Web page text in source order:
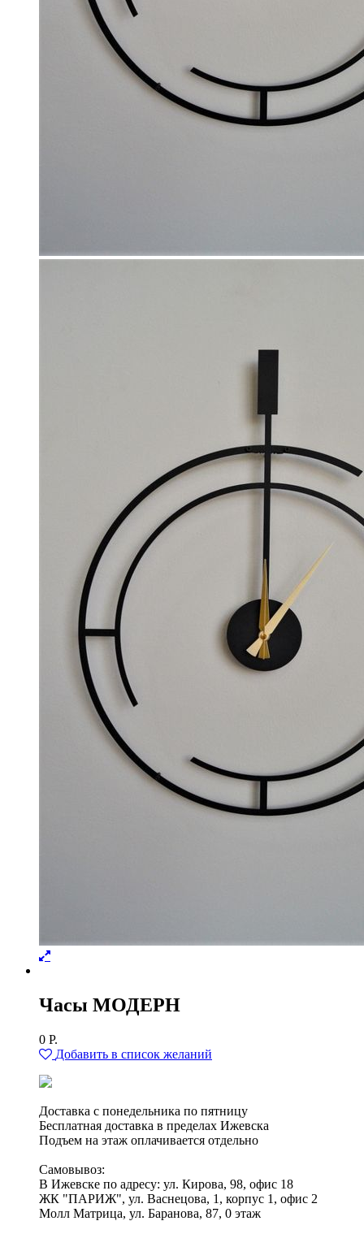
Часы МОДЕРН
0 Р.
Добавить в список желаний
Доставка с понедельника по пятницу
Бесплатная доставка в пределах Ижевска
Подъем на этаж оплачивается отдельно
Самовывоз:
В Ижевске по адресу: ул. Кирова, 98, офис 18
ЖК "ПАРИЖ", ул. Васнецова, 1, корпус 1, офис 2
Молл Матрица, ул. Баранова, 87, 0 этаж